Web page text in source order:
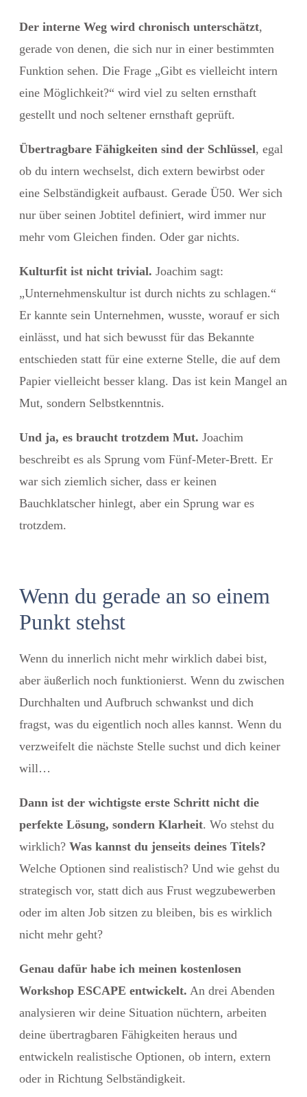
Der interne Weg wird chronisch unterschätzt,
gerade von denen, die sich nur in einer bestimmten
Funktion sehen. Die Frage „Gibt es vielleicht intern
eine Möglichkeit?“ wird viel zu selten ernsthaft
gestellt und noch seltener ernsthaft geprüft.
Übertragbare Fähigkeiten sind der Schlüssel, egal
ob du intern wechselst, dich extern bewirbst oder
eine Selbständigkeit aufbaust. Gerade Ü50. Wer sich
nur über seinen Jobtitel definiert, wird immer nur
mehr vom Gleichen finden. Oder gar nichts.
Kulturfit ist nicht trivial. Joachim sagt:
„Unternehmenskultur ist durch nichts zu schlagen.“
Er kannte sein Unternehmen, wusste, worauf er sich
einlässt, und hat sich bewusst für das Bekannte
entschieden statt für eine externe Stelle, die auf dem
Papier vielleicht besser klang. Das ist kein Mangel an
Mut, sondern Selbstkenntnis.
Und ja, es braucht trotzdem Mut. Joachim
beschreibt es als Sprung vom Fünf-Meter-Brett. Er
war sich ziemlich sicher, dass er keinen
Bauchklatscher hinlegt, aber ein Sprung war es
trotzdem.
Wenn du gerade an so einem
Punkt stehst
Wenn du innerlich nicht mehr wirklich dabei bist,
aber äußerlich noch funktionierst. Wenn du zwischen
Durchhalten und Aufbruch schwankst und dich
fragst, was du eigentlich noch alles kannst. Wenn du
verzweifelt die nächste Stelle suchst und dich keiner
will…
Dann ist der wichtigste erste Schritt nicht die
perfekte Lösung, sondern Klarheit. Wo stehst du
wirklich? Was kannst du jenseits deines Titels?
Welche Optionen sind realistisch? Und wie gehst du
strategisch vor, statt dich aus Frust wegzubewerben
oder im alten Job sitzen zu bleiben, bis es wirklich
nicht mehr geht?
Genau dafür habe ich meinen kostenlosen
Workshop ESCAPE entwickelt. An drei Abenden
analysieren wir deine Situation nüchtern, arbeiten
deine übertragbaren Fähigkeiten heraus und
entwickeln realistische Optionen, ob intern, extern
oder in Richtung Selbständigkeit.